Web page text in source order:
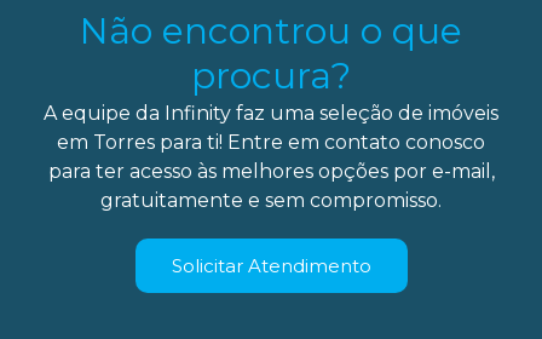
Não encontrou o que
procura?
A equipe da Infinity faz uma seleção de imóveis
em Torres para ti! Entre em contato conosco
para ter acesso às melhores opções por e-mail,
gratuitamente e sem compromisso.
Solicitar Atendimento